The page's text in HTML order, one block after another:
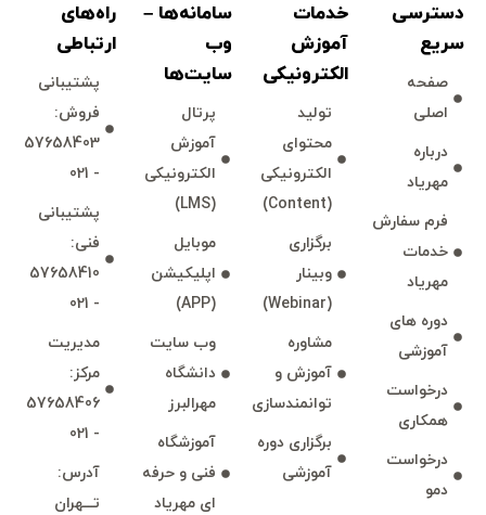
اختلال نافرمانی مقابله جویانه
بدون
0
رای
180,000 تومان
دسترسی
سريع
صفحه
اصلی
درباره
مهرياد
فرم سفارش
خدمات
مهرياد
دوره های
آموزشی
درخواست
همكاری
درخواست
دمو
خدمات
آموزش
الكترونیكی
توليد
محتوای
الكترونیكی
(Content)
برگزاری
وبينار
(Webinar)
مشاوره
آموزش و
توانمند‌‌سازی
برگزاری دوره
آموزشی
سامانه‌ها –
وب
سايت‌ها
پرتال
آموزش
الكترونیكی
(LMS)
موبايل
اپليكيشن
(APP)
وب سايت
دانشگاه
مهرالبرز
آموزشگاه
فنی و حرفه
ای مهرياد
راه‌های
ارتباطی
پشتيبانی
فروش:
57658403
- 021
پشتيبانی
فنی:
57658410
- 021
مديريت
مركز:
57658406
- 021
آدرس:
تـــهران